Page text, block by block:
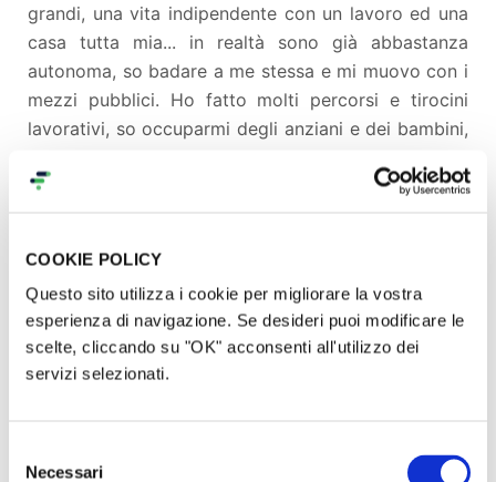
COOKIE POLICY
Questo sito utilizza i cookie per migliorare la vostra
esperienza di navigazione. Se desideri puoi modificare le
scelte, cliccando su "OK" acconsenti all'utilizzo dei
servizi selezionati.
delNecessari
grandi, una vita indipendente con un lavoro ed una
casa tutta mia... in realtà sono già abbastanza
autonoma, so badare a me stessa e mi muovo con i
mezzi pubblici. Ho fatto molti percorsi e tirocini
lavorativi, so occuparmi degli anziani e dei bambini,
gli atleti autistici e, due volte a settimana, lavoro a
Questa per noi è una grande occasione
per realizzare un sogno!
Basso?